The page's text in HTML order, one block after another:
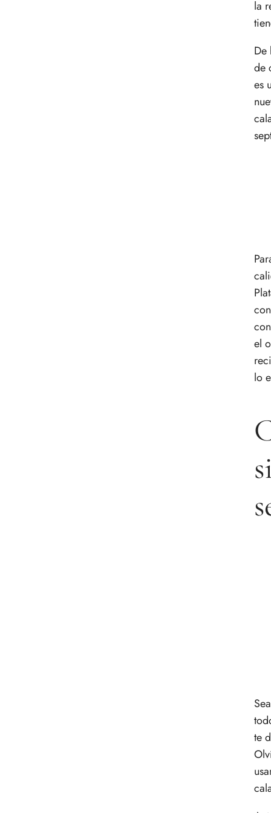
la
De
de
es
el
lo
te